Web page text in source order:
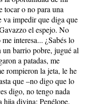
tocar o no para una
va impedir que diga que
el espejo. No
interesa... ¿Sabés lo
un barrio pobre, jugué al
a patadas, me
rompieron la jeta, le he
que –no digo que lo
digo, no tengo nada
hija divina: Penélope.